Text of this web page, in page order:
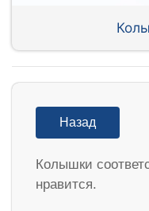
Назад
Колышки
нравится.